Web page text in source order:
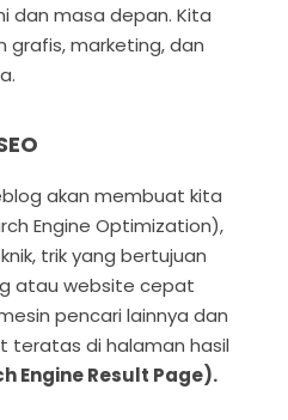
dan masa depan. Kita
grafis, marketing, dan
akan membuat kita
Engine Optimization),
trik yang bertujuan
atau website cepat
pencari lainnya dan
teratas di halaman hasil
Engine Result Page).